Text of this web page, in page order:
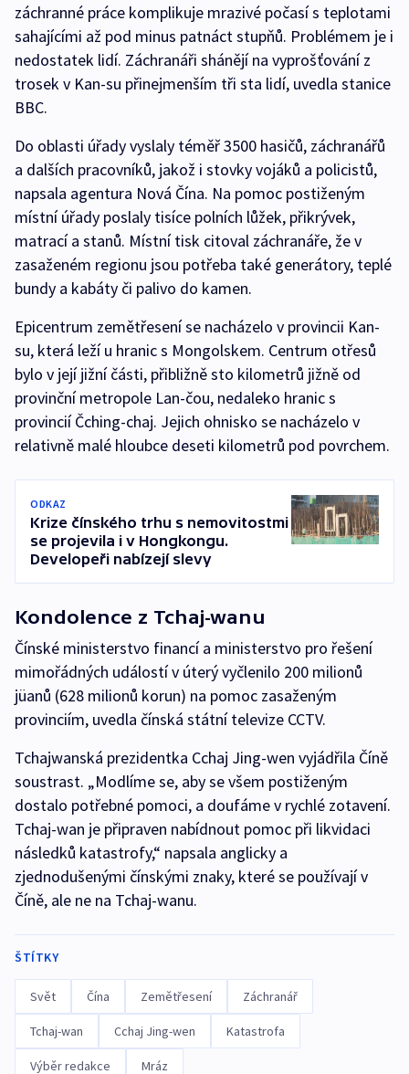
záchranné práce komplikuje mrazivé počasí s teplotami
sahajícími až pod minus patnáct stupňů. Problémem je i
nedostatek lidí. Záchranáři shánějí na vyprošťování z
trosek v Kan-su přinejmenším tři sta lidí, uvedla stanice
BBC.
Do oblasti úřady vyslaly téměř 3500 hasičů, záchranářů
a dalších pracovníků, jakož i stovky vojáků a policistů,
napsala agentura Nová Čína. Na pomoc postiženým
místní úřady poslaly tisíce polních lůžek, přikrývek,
matrací a stanů. Místní tisk citoval záchranáře, že v
zasaženém regionu jsou potřeba také generátory, teplé
bundy a kabáty či palivo do kamen.
Epicentrum zemětřesení se nacházelo v provincii Kan-
su, která leží u hranic s Mongolskem. Centrum otřesů
bylo v její jižní části, přibližně sto kilometrů jižně od
provinční metropole Lan-čou, nedaleko hranic s
provincií Čching-chaj. Jejich ohnisko se nacházelo v
relativně malé hloubce deseti kilometrů pod povrchem.
ODKAZ
Krize čínského trhu s nemovitostmi
se projevila i v Hongkongu.
Developeři nabízejí slevy
Kondolence z Tchaj-wanu
Čínské ministerstvo financí a ministerstvo pro řešení
mimořádných událostí v úterý vyčlenilo 200 milionů
jüanů (628 milionů korun) na pomoc zasaženým
provinciím, uvedla čínská státní televize CCTV.
Tchajwanská prezidentka Cchaj Jing-wen vyjádřila Číně
soustrast. „Modlíme se, aby se všem postiženým
dostalo potřebné pomoci, a doufáme v rychlé zotavení.
Tchaj-wan je připraven nabídnout pomoc při likvidaci
následků katastrofy,“ napsala anglicky a
zjednodušenými čínskými znaky, které se používají v
Číně, ale ne na Tchaj-wanu.
ŠTÍTKY
Svět Čína Zemětřesení Záchranář
Tchaj-wan Cchaj Jing-wen Katastrofa
Výběr redakce Mráz